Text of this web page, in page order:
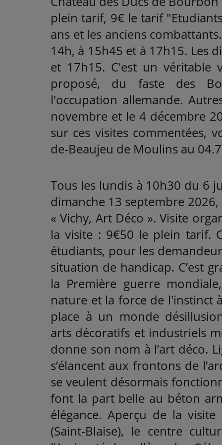
plein tarif, 9€ le tarif
ans et les anciens
14h, à 15h45 et à 17h15. Les
et 17h15. C'est un véritable
proposé, du faste des
l'occupation allemande.
novembre et le 4 décembre
sur ces visites commentées,
de-Beaujeu de Moulins au
Tous les lundis à 10h30 du 6
dimanche 13 septembre
« Vichy, Art Déco ». Visite
la visite : 9€50 le plein tarif.
étudiants, pour les
situation de handicap. C’est
la Première guerre
nature et la force de l'instinct
place à un monde
arts décoratifs et industriels
donne son nom à l’art déco.
s’élancent aux frontons de
se veulent désormais
font la part belle au béton
élégance. Aperçu de la visite
(Saint-Blaise), le centre